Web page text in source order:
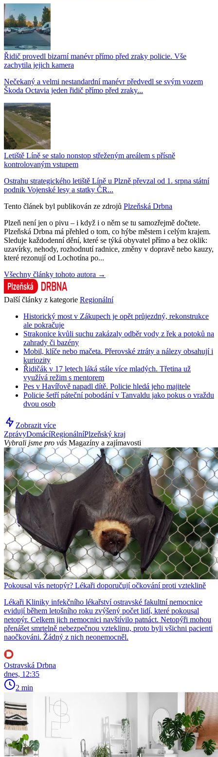
Řidič provedl bizarní manévr přímo před zraky policie. Vše
zachytila jejich kamera
Nečekaný a velmi nestandardní manévr předvedl se svým vozem
Škoda Octavia jeden řidič přímo před zraky...
Letiště Líně se stalo nonstop střeženým areálem s přísně
kontrolovaným vstupem
Ostrahu strategického letiště Líně u Plzně převzal od 1. srpna státní
podnik Vojenské lesy a statky ČR...
Tento článek byl publikován ze zdrojů Plzeňská Drbna
Plzeň není jen o pivu – i když i o něm se tu samozřejmě dočtete.
Plzeňská Drbna má přehled o tom, co hýbe městem i celým krajem.
Sleduje každodenní dění, které se týká obyvatel přímo a bez oklik:
uzavírky, nehody, rozhodnutí radnice, změny v dopravě nebo kauzy,
které rezonují od Lochotína po...
Všechny články tohoto autora →
Další články z kategorie Regionální
Historický most v Zákupech je opět průjezdný, rekonstrukce
ale pokračuje
Strakonice kvůli suchu zakázaly odběr vody z řek a potoků na
zahrady či bazény
Mobil, klíče nebo mačeta. Přerovské ztráty a nálezy obsahují i
kuriozity
Řidičák v 17 letech láká stále více mladých. Třetina už
využívá režim s mentorem
Pes v Havířově napadl dítě. Policie hledá jeho majitele
Policie šetří páteční pobodání v Tanvaldu jako pokus o vraždu
dvou osob
Zobrazit více
ZprávyDomácíRegionálníPlzeňský kraj
Vybrali jsme pro vás Magazíny a zajímavosti
Pokousal vás netopýr? Lékaři doporučují očkování proti vzteklině
Lékaři Kliniky infekčního lékařství ostravské fakultní nemocnice
evidují během letošního roku zvýšený počet lidí, které pokousal
netopýr. Celkem jich nemocnici navštívilo patnáct. Netopýři mohou
přenášet smrtelně nebezpečnou vzteklinu, proto byli všichni pacienti
naočkováni. Žádný z nich neonemocněl.
Ostravská Drbna
dnes, 12:35
2 min